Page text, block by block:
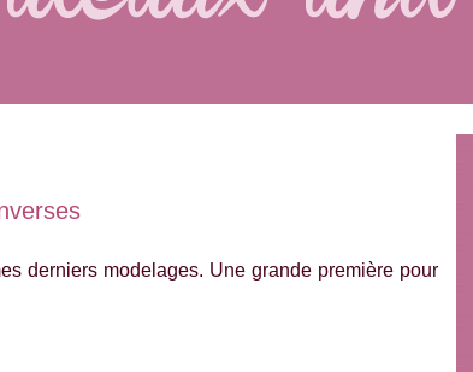
derniers modelages. Une grande première pour